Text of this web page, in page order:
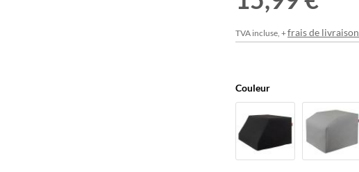
TVA incluse, +frais de livraison
Couleur